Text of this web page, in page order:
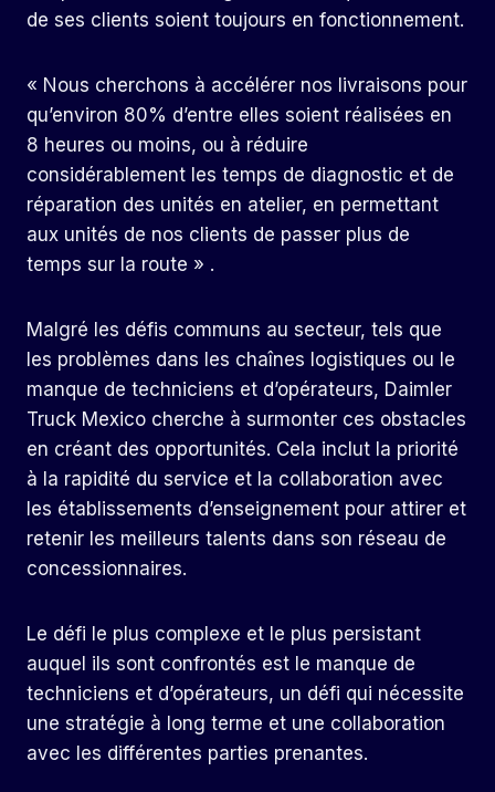
de ses clients soient toujours en fonctionnement.
« Nous cherchons à accélérer nos livraisons pour
qu’environ 80% d’entre elles soient réalisées en
8 heures ou moins, ou à réduire
considérablement les temps de diagnostic et de
réparation des unités en atelier, en permettant
aux unités de nos clients de passer plus de
temps sur la route » .
Malgré les défis communs au secteur, tels que
les problèmes dans les chaînes logistiques ou le
manque de techniciens et d’opérateurs, Daimler
Truck Mexico cherche à surmonter ces obstacles
en créant des opportunités. Cela inclut la priorité
à la rapidité du service et la collaboration avec
les établissements d’enseignement pour attirer et
retenir les meilleurs talents dans son réseau de
concessionnaires.
Le défi le plus complexe et le plus persistant
auquel ils sont confrontés est le manque de
techniciens et d’opérateurs, un défi qui nécessite
une stratégie à long terme et une collaboration
avec les différentes parties prenantes.